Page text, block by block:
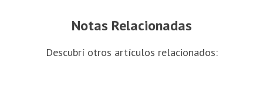
Notas Relacionadas
Descubrí otros artículos relacionados: